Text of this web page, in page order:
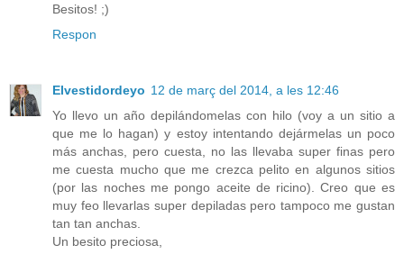
Besitos! ;)
Respon
Elvestidordeyo 12 de març del 2014, a les 12:46
Yo llevo un año depilándomelas con hilo (voy a un sitio a
que me lo hagan) y estoy intentando dejármelas un poco
más anchas, pero cuesta, no las llevaba super finas pero
me cuesta mucho que me crezca pelito en algunos sitios
(por las noches me pongo aceite de ricino). Creo que es
muy feo llevarlas super depiladas pero tampoco me gustan
tan tan anchas.
Un besito preciosa,